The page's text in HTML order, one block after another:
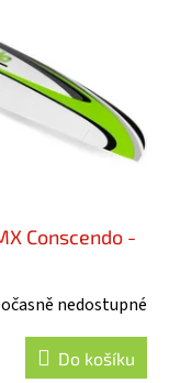
Conscendo -
nedostupné
Do košíku